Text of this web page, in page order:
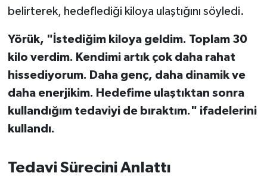
belirterek, hedeflediği kiloya ulaştığını söyledi.
Yörük, "İstediğim kiloya geldim. Toplam 30
kilo verdim. Kendimi artık çok daha rahat
hissediyorum. Daha genç, daha dinamik ve
daha enerjikim. Hedefime ulaştıktan sonra
kullandığım tedaviyi de bıraktım." ifadelerini
kullandı.
Tedavi Sürecini Anlattı
SAĞLIK
Savaştepe
SEYAHAT
Sındırgı
SPOR